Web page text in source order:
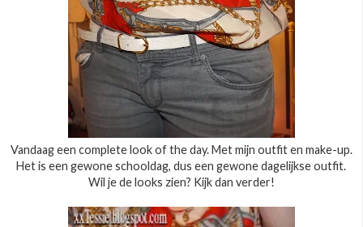
Vandaag een complete look of the day. Met mijn outfit en make-up.
Het is een gewone schooldag, dus een gewone dagelijkse outfit.
Wil je de looks zien? Kijk dan verder!